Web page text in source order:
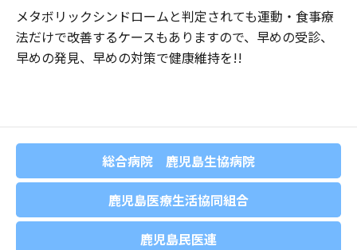
メタボリックシンドロームと判定されても運動・食事療
法だけで改善するケースもありますので、早めの受診、
早めの発見、早めの対策で健康維持を!!
総合病院 鹿児島生協病院
鹿児島医療生活協同組合
鹿児島民医連